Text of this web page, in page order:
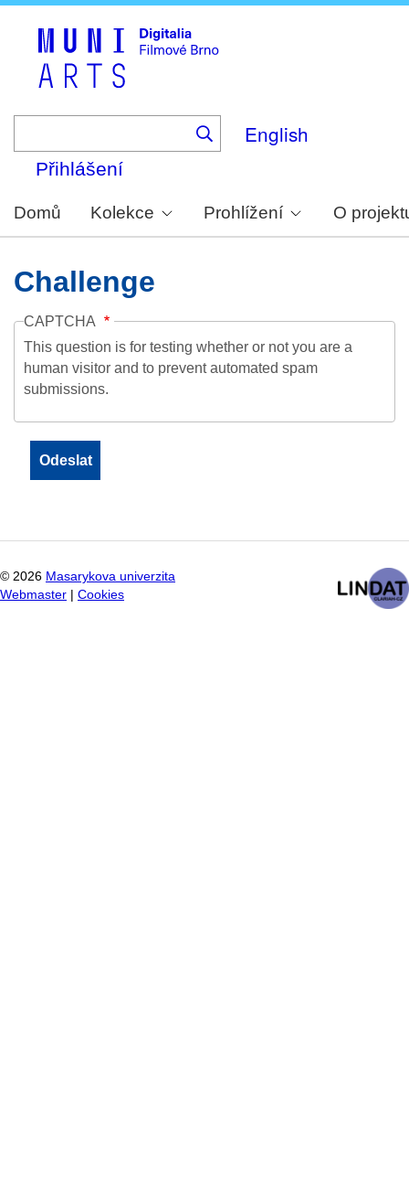
English
Přihlášení
Domů Kolekce Prohlížení O
Challenge
CAPTCHA
This question is for testing whether or not you are a
human visitor and to prevent automated spam
submissions.
© 2026 Masarykova univerzita
Webmaster
Cookies